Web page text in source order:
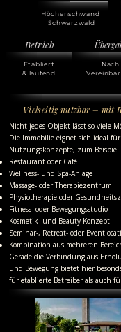
Höchenschwand
Schwarzwald
Betrieb
Etabliert
& laufend
Nach
Vielseitig nutzbar – mit
Nicht jedes Objekt lässt so viele
Die Immobilie eignet sich ideal
Nutzungskonzepte, zum Beispiel
Restaurant oder Café
Wellness- und Spa-Anlage
Massage- oder Therapiezentrum
Physiotherapie oder
Fitness- oder Bewegungsstudio
Kosmetik- und Beauty-Konzept
Seminar-, Retreat- oder
Kombination aus mehreren
Gerade die Verbindung aus
und Bewegung bietet hier
für etablierte Betreiber als auch